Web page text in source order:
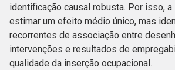
identificação causal robusta. Por isso,
estimar um efeito médio único, mas
recorrentes de associação entre
intervenções e resultados de
qualidade da inserção ocupacional.